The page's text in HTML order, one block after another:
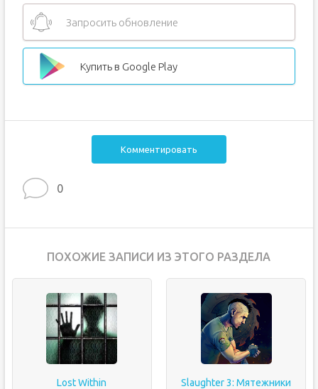
Запросить обновление
Купить в Google Play
Комментировать
0
ПОХОЖИЕ ЗАПИСИ ИЗ ЭТОГО РАЗДЕЛА
Lost Within Slaughter 3: Мятежники